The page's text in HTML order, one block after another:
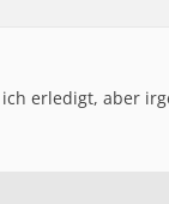
ich erledigt, aber